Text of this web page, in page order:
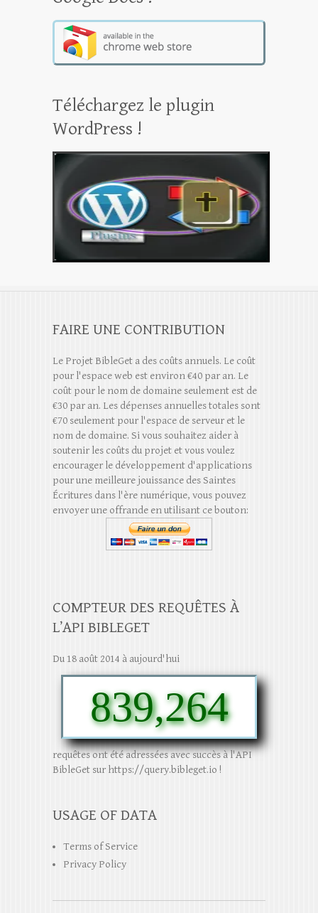
Téléchargez le plugin
WordPress !
FAIRE UNE CONTRIBUTION
Le Projet BibleGet a des coûts annuels. Le coût
pour l'espace web est environ €40 par an. Le
coût pour le nom de domaine seulement est de
€30 par an. Les dépenses annuelles totales sont
€70 seulement pour l'espace de serveur et le
nom de domaine. Si vous souhaitez aider à
soutenir les coûts du projet et vous voulez
encourager le développement d'applications
pour une meilleure jouissance des Saintes
Écritures dans l'ère numérique, vous pouvez
envoyer une offrande en utilisant ce bouton:
COMPTEUR DES REQUÊTES À
L’API BIBLEGET
Du 18 août 2014 à aujourd'hui
839,264
requêtes ont été adressées avec succès à l'API
BibleGet sur https://query.bibleget.io !
USAGE OF DATA
Terms of Service
Privacy Policy